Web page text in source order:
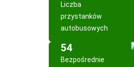
Liczba
przystanków
autobusowych
54
Bezpośrednie